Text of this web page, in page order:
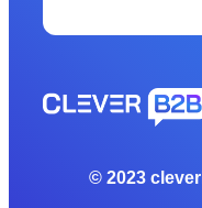
© 2023